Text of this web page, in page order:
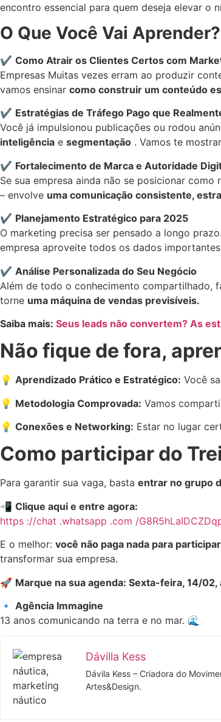
encontro essencial para quem deseja elevar o
O Que Você Vai Aprender?
✔️ Como Atrair os Clientes Certos com
Empresas Muitas vezes erram ao produzir
vamos ensinar como construir um conteúdo
✔️ Estratégias de Tráfego Pago que
Você já impulsionou publicações ou rodou
inteligência e segmentação . Vamos te
✔️ Fortalecimento de Marca e Autoridade
Se sua empresa ainda não se posicionar
– envolve uma comunicação consistente,
✔️ Planejamento Estratégico para 2025
O marketing precisa ser pensado a longo
empresa aproveite todos os dados
✔️ Análise Personalizada do Seu Negócio
Além de todo o conhecimento compartilhado,
torne uma máquina de vendas previsíveis.
Saiba mais: Seus leads não convertem? As
Não fique de fora,
💡 Aprendizado Prático e Estratégico: Você
💡 Metodologia Comprovada: Vamos
💡 Conexões e Networking: Estar no lugar
Como participar do
Para garantir sua vaga, basta entrar no grupo
📲 Clique aqui e entre agora:
https ://chat .whatsapp .com /
E o melhor: você não paga nada para participar
transformar sua empresa.
🚀 Marque na sua agenda: Sexta-feira, 14/02,
🔹 Agência Immagine
13 anos comunicando na terra e no mar. 🌊
Dávilla Kess
Dávila Kess – Criadora do
Artes&Design.